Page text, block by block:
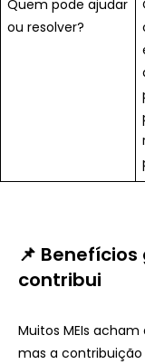
Quem pode ajudar
ou resolver?
📌
contribui
Muitos MEIs
mas a contribuição